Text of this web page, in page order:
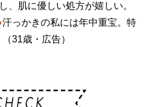
、肌に優しい処方が嬉しい。
汗っかきの私には年中重宝。特
31歳・広告）